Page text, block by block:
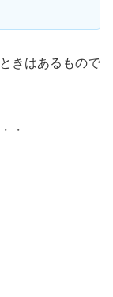
きはあるもので
・